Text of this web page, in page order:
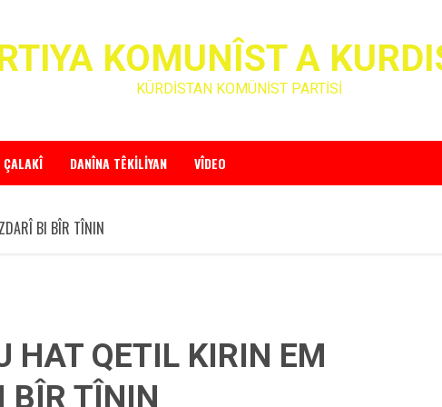
KOMUNÎST A
KÜRDİSTAN KOMÜNİST PARTİSİ
ÇALAKÎ DANÎNA TÊKILIYAN VÎDEO
BI BÎR TÎNIN
HAT QETIL KIRIN EM
BÎR TÎNIN